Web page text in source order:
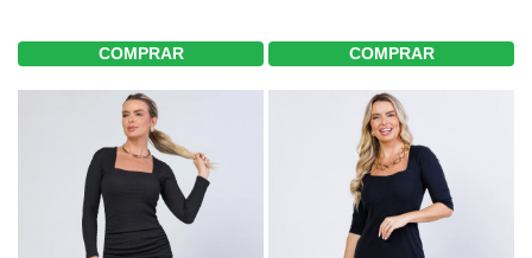
COMPRAR COMPRAR